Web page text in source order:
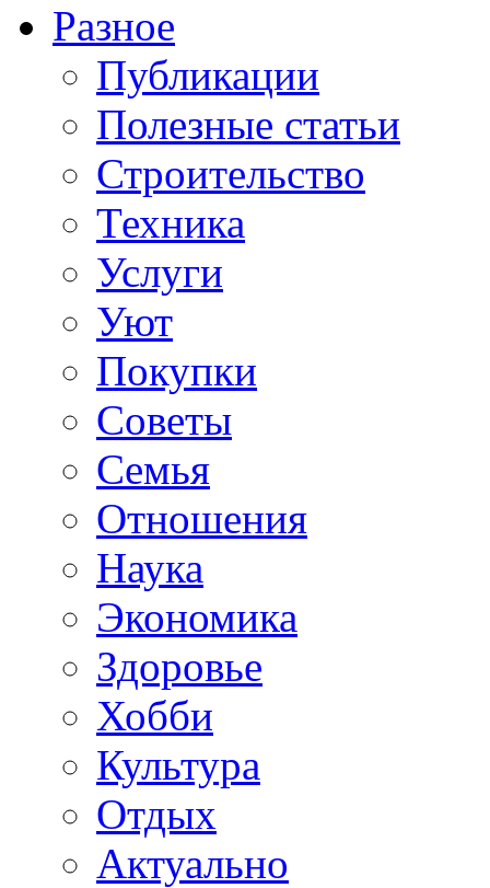
Разное
Публикации
Полезные статьи
Строительство
Техника
Услуги
Уют
Покупки
Советы
Семья
Отношения
Наука
Экономика
Здоровье
Хобби
Культура
Отдых
Актуально